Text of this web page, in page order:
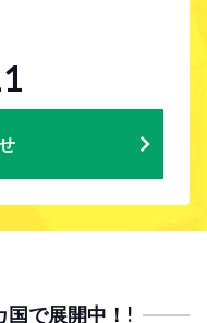
国で展開中！!